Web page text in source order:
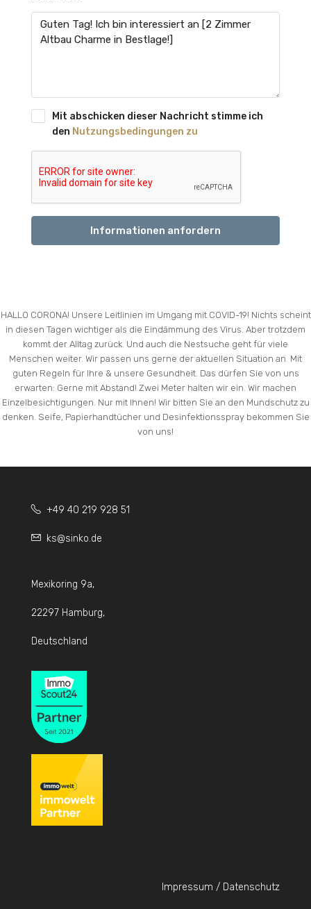
Mit abschicken dieser Nachricht stimme ich
den Nutzungsbedingungen zu
Informationen anfordern
HALLO CORONA! Unsere Leitlinien im Umgang mit COVID-19! Nichts scheint
in diesen Tagen wichtiger als die Eindämmung des Virus. Aber trotzdem
kommt der Alltag zurück. Und auch die Nestsuche geht für viele
Menschen weiter. Wir passen uns gerne der aktuellen Situation an. Mit
guten Regeln für Ihre & unsere Gesundheit. Das dürfen Sie von uns
erwarten: Gerne mit Abstand! Zwei Meter halten wir ein. Wir machen
Einzelbesichtigungen. Nur mit Ihnen! Wir bitten Sie an den Mundschutz zu
denken. Seife, Papierhandtücher und Desinfektionsspray bekommen Sie
von uns!
+49 40 219 928 51
ks@sinko.de
Mexikoring 9a,
22297 Hamburg,
Deutschland
Impressum / Datenschutz